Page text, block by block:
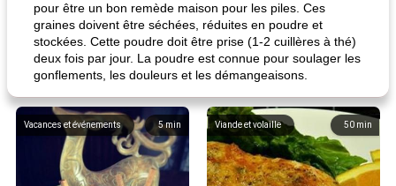
pour être un bon remède maison pour les piles. Ces
graines doivent être séchées, réduites en poudre et
stockées. Cette poudre doit être prise (1-2 cuillères à thé)
deux fois par jour. La poudre est connue pour soulager les
gonflements, les douleurs et les démangeaisons.
5min
Vacances et événements 50 min
Viande et volaille